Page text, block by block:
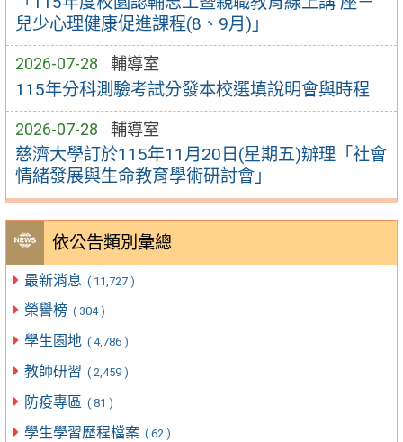
兒少心理健康促進課程(8、9月)」
2026-07-28 輔導室
115年分科測驗考試分發本校選填說明會與時程
2026-07-28 輔導室
慈濟大學訂於115年11月20日(星期五)辦理「社會
情緒發展與生命教育學術研討會」
依公告類別彙總
最新消息 ( 11,727 )
榮譽榜 ( 304 )
學生園地 ( 4,786 )
教師研習 ( 2,459 )
防疫專區 ( 81 )
學生學習歷程檔案 ( 62 )